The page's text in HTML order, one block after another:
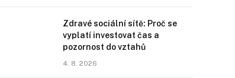
Zdravé sociální sítě: Proč se
vyplatí investovat čas a
pozornost do vztahů
4. 8. 2026